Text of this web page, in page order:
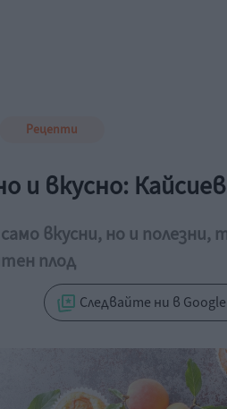
Рецепти
и вкусно:
вкусни, но и
плод
Следвайте ни в Google